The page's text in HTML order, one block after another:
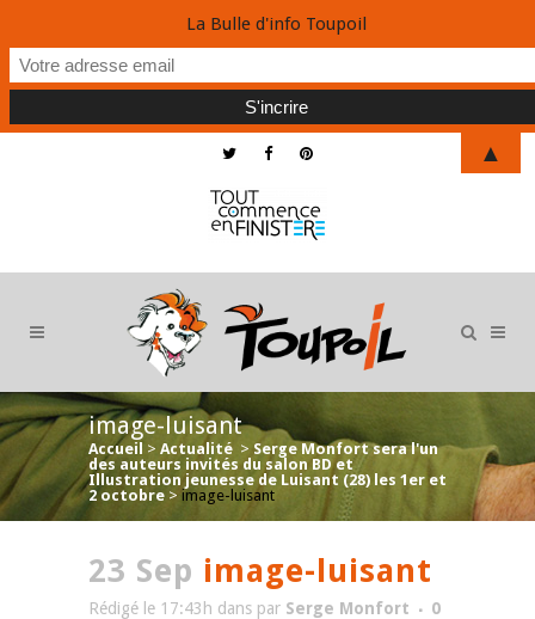
image-luisant
Accueil > Actualité > Serge Monfort sera l'un
des auteurs invités du salon BD et
Illustration jeunesse de Luisant (28) les 1er et
2 octobre > image-luisant
23 Sep image-luisant
Rédigé le 17:43h dans par Serge Monfort
0
La Bulle d'info Toupoil
▲